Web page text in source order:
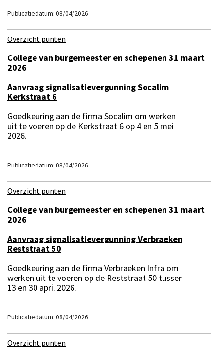
Publicatiedatum: 08/04/2026
Overzicht punten
College van burgemeester en schepenen 31 maart
2026
Aanvraag signalisatievergunning Socalim
Kerkstraat 6
Goedkeuring aan de firma Socalim om werken
uit te voeren op de Kerkstraat 6 op 4 en 5 mei
2026.
Publicatiedatum: 08/04/2026
Overzicht punten
College van burgemeester en schepenen 31 maart
2026
Aanvraag signalisatievergunning Verbraeken
Reststraat 50
Goedkeuring aan de firma Verbraeken Infra om
werken uit te voeren op de Reststraat 50 tussen
13 en 30 april 2026.
Publicatiedatum: 08/04/2026
Overzicht punten